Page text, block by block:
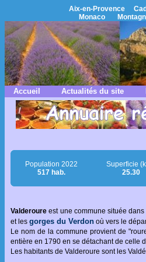
Aix-en-Provence
Monaco
Accueil Actualités du site
Population 2022
517 hab.
Superficie
25.30
Valderoure est une commune située
et les gorges du Verdon où vers le
Le nom de la commune provient de
entière en 1790 en se détachant de celle
Les habitants de Valderoure sont les